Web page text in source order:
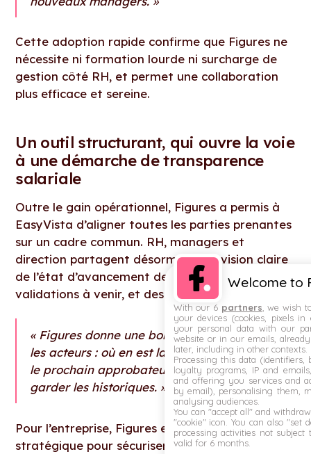
Cette adoption rapide confirme que Figures ne
nécessite ni formation lourde ni surcharge de
gestion côté RH, et permet une collaboration
plus efficace et sereine.
Un outil structurant, qui ouvre la voie
à une démarche de transparence
salariale
Outre le gain opérationnel, Figures a permis à
EasyVista d’aligner toutes les parties prenantes
sur un cadre commun. RH, managers et
direction partagent désormais une vision claire
de l’état d’avancement des campagnes, des
validations à venir, et des données historiques.
« Figures donne une bonne visibilité à tous
les acteurs : où en est la campagne, qui est
le prochain approbateur, et permet de
garder les historiques. »
Pour l’entreprise, Figures est aujourd’hui un outil
stratégique pour sécuriser ses processus de
Welcome to
With our 6 partners , we wish
your devices (cookies, pixels
your personal data with our
website or in our emails,
later, including in other contexts.
Processing this data (identifiers,
loyalty programs, IP and
and offering you services and
by email), personalising them,
analysing audiences.
You can "accept all" and
"cookie" icon . You can also "set
processing activities not subject
valid for 6 months.